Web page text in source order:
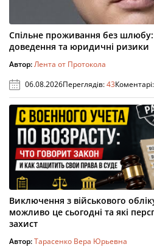
Спільне проживання без шлюбу:
доведення та юридичні ризики
Автор:Лента от Протокола
06.08.2026Переглядів:43Коментарі:
Виключення з військового
можливо це сьогодні та які
захист
Автор:Тарасенко Вера Юрьевна